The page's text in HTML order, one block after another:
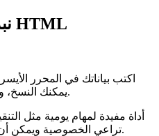
نبذة عن نص إلى كيانات HTML
اكتب بياناتك في المحرر
يمكنك النسخ، والمسح، والتنزيل، وتكبير أي لوحة.
أداة مفيدة لمهام يومية مثل
تراعي الخصوصية ويمكن أن تعمل دون اتصال بعد أول تحميل.